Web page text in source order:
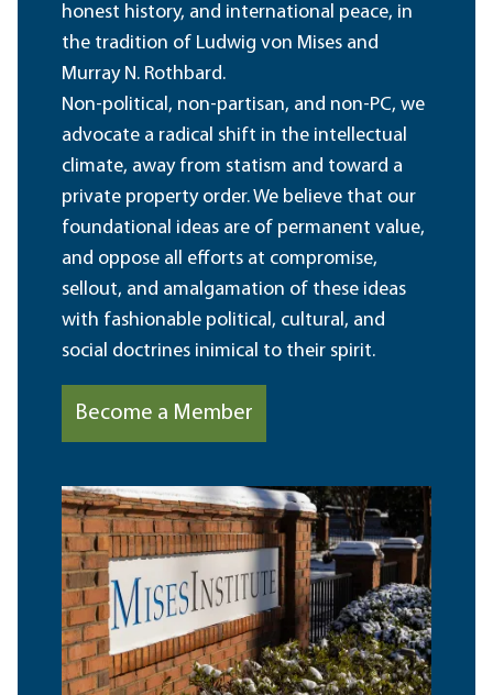
honest history, and international peace, in
the tradition of Ludwig von Mises and
Murray N. Rothbard.
Non-political, non-partisan, and non-PC, we
advocate a radical shift in the intellectual
climate, away from statism and toward a
private property order. We believe that our
foundational ideas are of permanent value,
and oppose all efforts at compromise,
sellout, and amalgamation of these ideas
with fashionable political, cultural, and
social doctrines inimical to their spirit.
Become a Member